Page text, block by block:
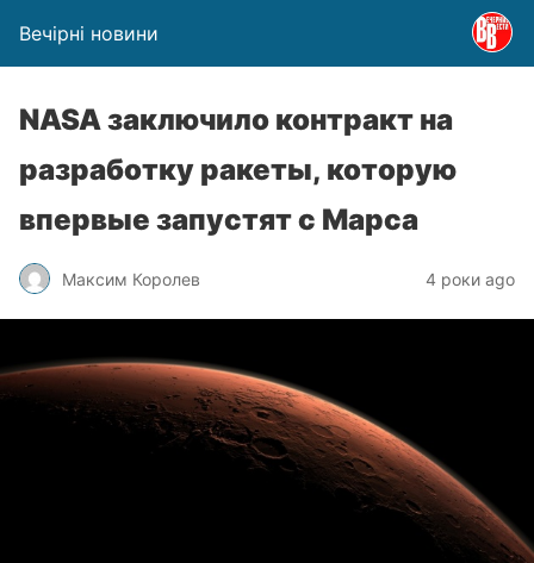
Вечірні новини
NASA заключило контракт на
разработку ракеты, которую
впервые запустят с Марса
Максим Королев 4 роки ago